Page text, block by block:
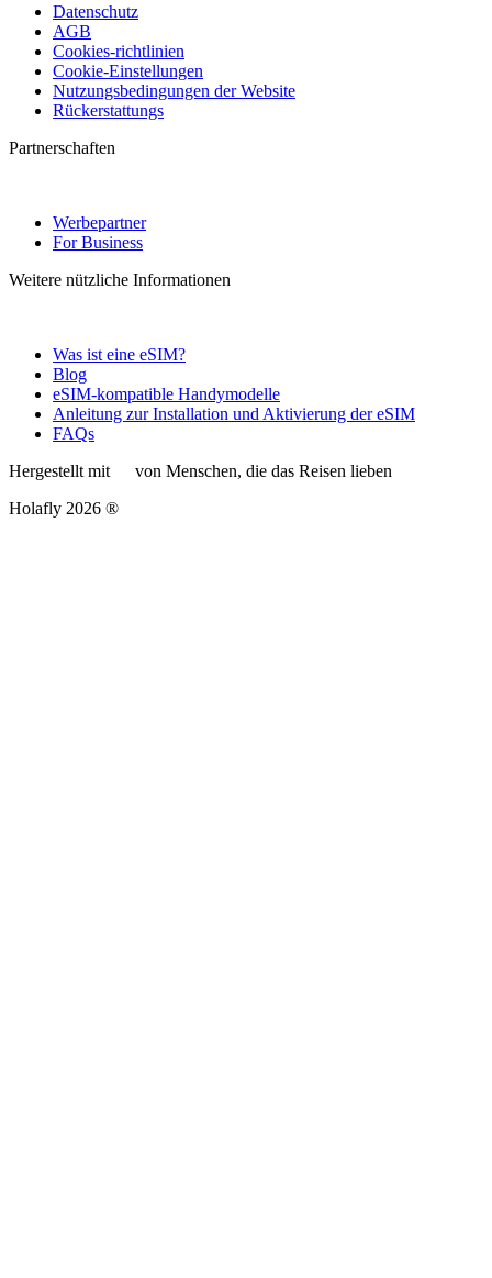
Datenschutz
AGB
Cookies-richtlinien
Cookie-Einstellungen
Nutzungsbedingungen der Website
Rückerstattungs
Partnerschaften
Werbepartner
For Business
Weitere nützliche Informationen
Was ist eine eSIM?
Blog
eSIM-kompatible Handymodelle
Anleitung zur Installation und Aktivierung der eSIM
FAQs
Hergestellt mit
von Menschen, die das Reisen lieben
Holafly 2026 ®